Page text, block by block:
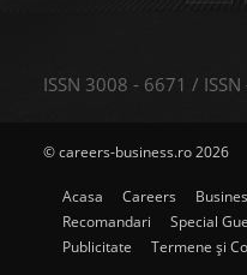
ISSN 3008 - 6671 /
© careers-business.ro 2026
Acasa Careers
Recomandari
Special
Publicitate
Termene și